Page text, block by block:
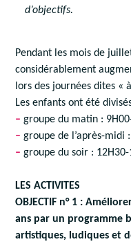
d’objectifs.
Pendant les mois de
considérablement
lors des journées dites «
Les enfants ont été
– groupe du matin :
– groupe de l’après-midi
– groupe du soir : 12H30-
LES ACTIVITES
OBJECTIF n° 1 :
ans par un programme
artistiques, ludiques et